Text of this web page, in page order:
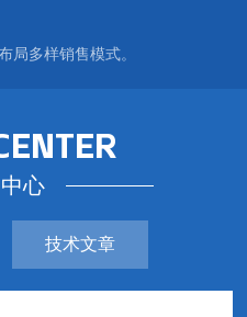
局多样销售模式。
心
技术文章